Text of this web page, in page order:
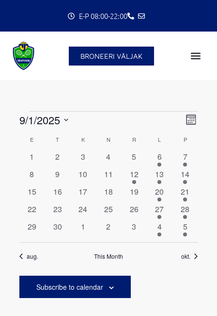
content
E-P 08:00-22:00
BRONEERI VÄLJAK
Events
Views
Event
Month
9/1/2025
Calendar
Events
E T K N R L P
0
1
0
2
0
3
0
4
0
5
1
event
6
2
events
7
0
8
0
9
0
10
0
11
1
event
12
2
events
13
2
events
14
0
15
0
16
0
17
0
18
0
19
1
event
20
2
events
21
0
22
0
23
0
24
0
25
0
26
1
event
27
2
events
28
0
29
0
30
0
1
0
2
0
3
1
event
4
2
events
5
aug. This Month okt.
Subscribe to calendar